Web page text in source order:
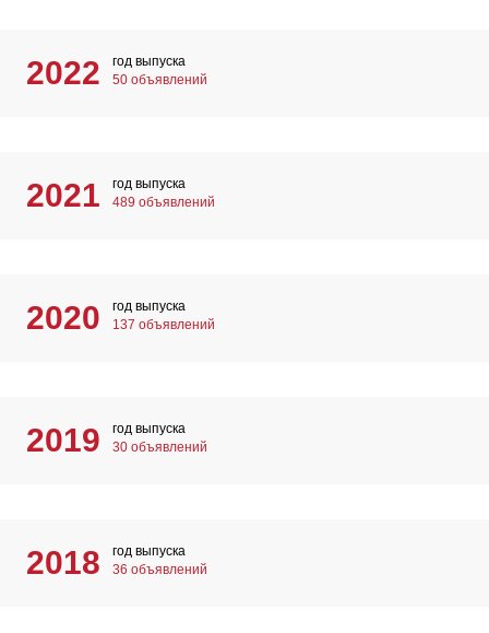
2022
год выпуска
50 объявлений
2021
год выпуска
489 объявлений
2020
год выпуска
137 объявлений
2019
год выпуска
30 объявлений
2018
год выпуска
36 объявлений